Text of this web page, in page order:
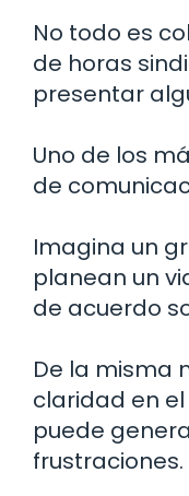
No todo es
de horas
presentar
Uno de los
de
Imagina un
planean un
de acuerdo
De la misma
claridad en
puede
frustraciones.